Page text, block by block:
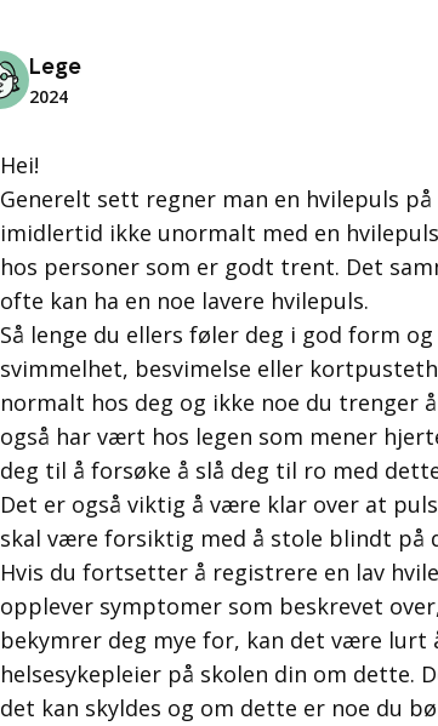
Lege
2024
Hei!
Generelt sett regner man en hvilepuls
imidlertid ikke unormalt med en
hos personer som er godt trent. Det
ofte kan ha en noe lavere hvilepuls.
Så lenge du ellers føler deg i god form
svimmelhet, besvimelse eller
normalt hos deg og ikke noe du trenger
også har vært hos legen som mener
deg til å forsøke å slå deg til ro med
Det er også viktig å være klar over at
skal være forsiktig med å stole blindt på
Hvis du fortsetter å registrere en lav
opplever symptomer som beskrevet
bekymrer deg mye for, kan det være lurt
helsesykepleier på skolen din om dette.
det kan skyldes og om dette er noe du